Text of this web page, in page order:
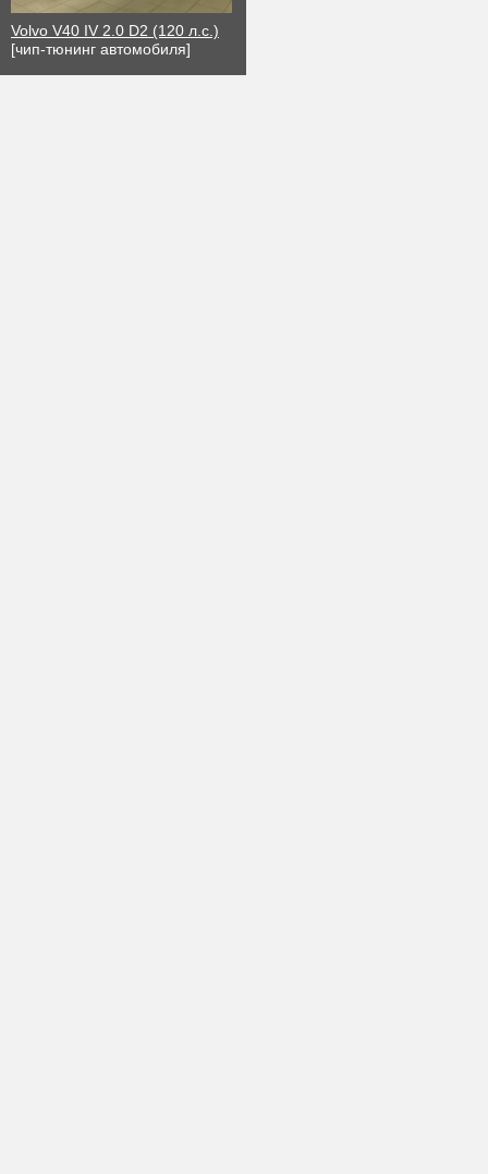
Volvo V40 IV 2.0 D2 (120 л.с.)
[чип-тюнинг автомобиля]